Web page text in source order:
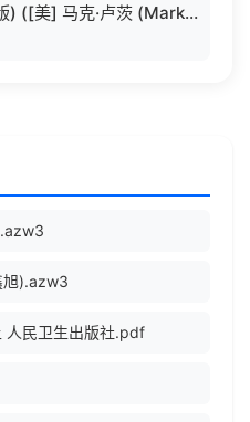
Python袖珍指南(第5版) ([美] 马克·卢茨 (Mark Lutz) 著 候荣涛 译).pdf
旭).azw3
人民卫生出版社.pdf